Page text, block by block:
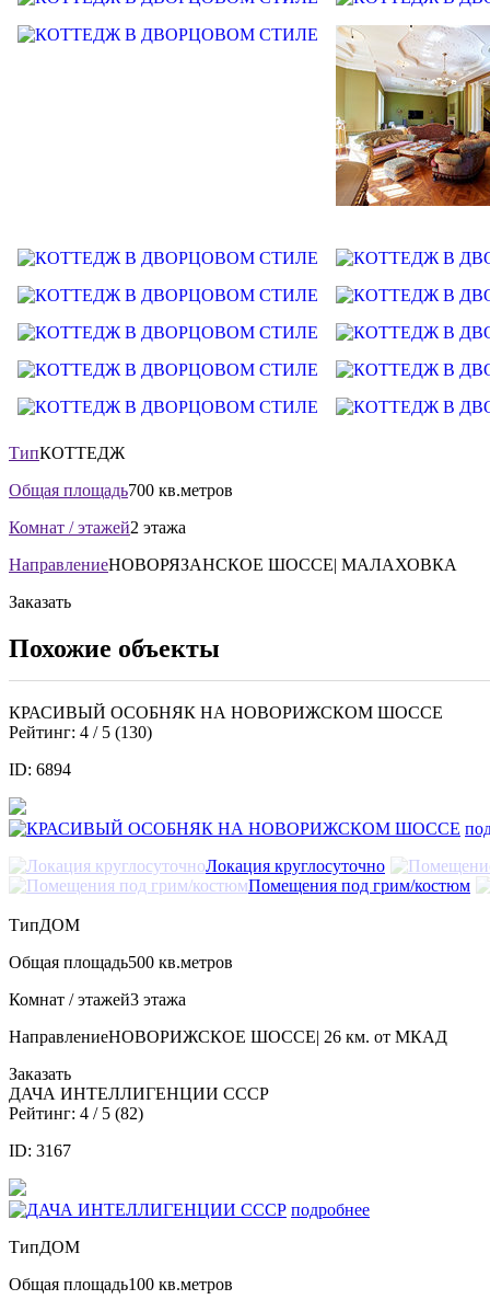
ТипКОТТЕДЖ
Общая площадь700 кв.метров
Комнат / этажей2 этажа
НаправлениеНОВОРЯЗАНСКОЕ ШОССЕ| МАЛАХОВКА
Заказать
Похожие объекты
КРАСИВЫЙ ОСОБНЯК НА НОВОРИЖСКОМ ШОССЕ
Рейтинг: 4 / 5 (130)
ID: 6894
Локация круглосуточно
Помещения под грим/костюм
ТипДОМ
Общая площадь500 кв.метров
Комнат / этажей3 этажа
НаправлениеНОВОРИЖСКОЕ ШОССЕ| 26 км. от МКАД
Заказать
ДАЧА ИНТЕЛЛИГЕНЦИИ СССР
Рейтинг: 4 / 5 (82)
ID: 3167
подробнее
ТипДОМ
Общая площадь100 кв.метров